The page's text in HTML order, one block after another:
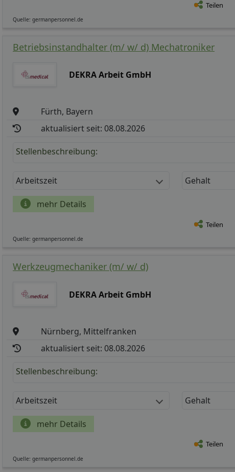
Teilen
Quelle: germanpersonnel.de
Betriebsinstandhalter (m/ w/ d) Mechatroniker
DEKRA Arbeit GmbH
Fürth, Bayern
aktualisiert seit: 08.08.2026
Stellenbeschreibung:
Arbeitszeit Gehalt
mehr Details
Teilen
Quelle: germanpersonnel.de
Werkzeugmechaniker (m/ w/ d)
DEKRA Arbeit GmbH
Nürnberg, Mittelfranken
aktualisiert seit: 08.08.2026
Stellenbeschreibung:
Arbeitszeit Gehalt
mehr Details
Teilen
Quelle: germanpersonnel.de